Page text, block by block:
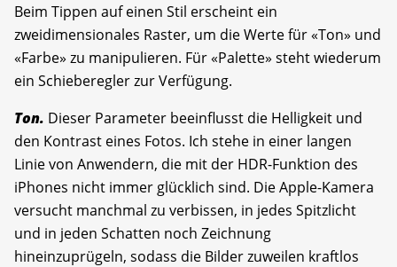
Beim Tippen auf einen Stil erscheint ein
zweidimensionales Raster, um die Werte für «Ton» und
«Farbe» zu manipulieren. Für «Palette» steht wiederum
ein Schieberegler zur Verfügung.
Ton. Dieser Parameter beeinflusst die Helligkeit und
den Kontrast eines Fotos. Ich stehe in einer langen
Linie von Anwendern, die mit der HDR-Funktion des
iPhones nicht immer glücklich sind. Die Apple-Kamera
versucht manchmal zu verbissen, in jedes Spitzlicht
und in jeden Schatten noch Zeichnung
hineinzuprügeln, sodass die Bilder zuweilen kraftlos